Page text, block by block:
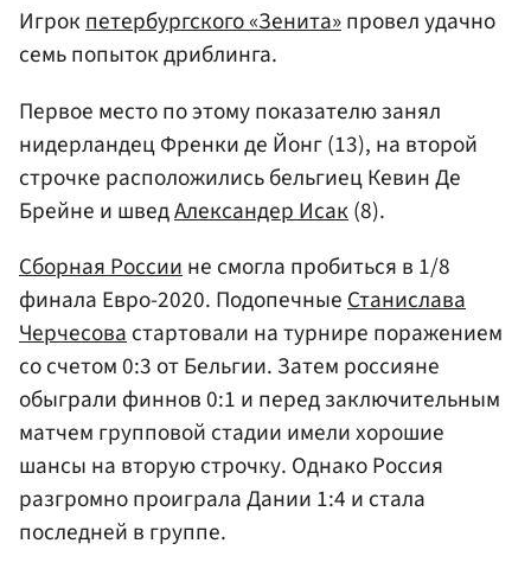
Игрокпетербургского «Зенита»провел удачно
семь попыток дриблинга.
Первое место по этому показателю занял
нидерландец Френки де Йонг (13), на второй
строчке расположились бельгиец Кевин Де
Брейне и шведАлександер Исак (8).
Сборная Россиине смогла пробиться в 1/8
финала Евро-2020. ПодопечныеСтанислава
Черчесовастартовали на турнире поражением
со счетом 0:3 от Бельгии. Затем россияне
обыграли финнов 0:1 и перед заключительным
матчем групповой стадии имели хорошие
шансы на вторую строчку. Однако Россия
разгромно проиграла Дании 1:4 и стала
последней в группе.